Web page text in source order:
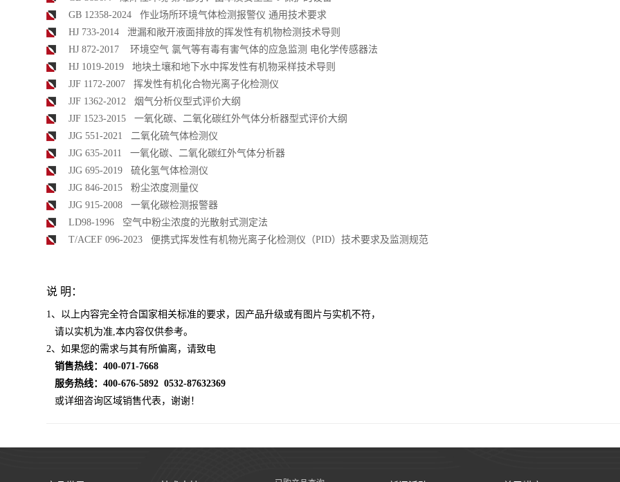
GB 12358-2024 作业场所环境气体检测报警仪 通用技术要求
HJ 733-2014 泄漏和敞开液面排放的挥发性有机物检测技术导则
HJ 872-2017 环境空气 氯气等有毒有害气体的应急监测 电化学传感器法
HJ 1019-2019 地块土壤和地下水中挥发性有机物采样技术导则
JJF 1172-2007 挥发性有机化合物光离子化检测仪
JJF 1362-2012 烟气分析仪型式评价大纲
JJF 1523-2015 一氧化碳、二氧化碳红外气体分析器型式评价大纲
JJG 551-2021 二氧化硫气体检测仪
JJG 635-2011 一氧化碳、二氧化碳红外气体分析器
JJG 695-2019 硫化氢气体检测仪
JJG 846-2015 粉尘浓度测量仪
JJG 915-2008 一氧化碳检测报警器
LD98-1996 空气中粉尘浓度的光散射式测定法
T/ACEF 096-2023 便携式挥发性有机物光离子化检测仪（PID）技术要求及监测规范
说 明：
1、以上内容完全符合国家相关标准的要求，因产品升级或有图片与实机不符，
​请以实机为准,本内容仅供参考。
2、如果您的需求与其有所偏离，请致电
​销售热线：400-071-7668
服务热线：400-676-5892 0532-87632369
或详细咨询区域销售代表，谢谢！